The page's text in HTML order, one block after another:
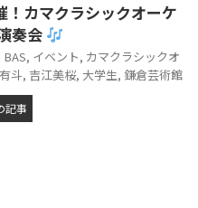
！カマクラシックオーケ
奏会
BAS, イベント, カマクラシックオ
斗, 吉江美桜, 大学生, 鎌倉芸術館
記事